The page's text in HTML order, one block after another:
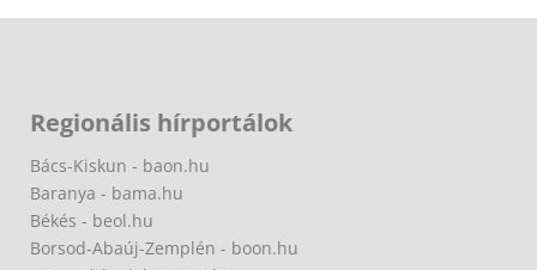
Regionális hírportálok
Bács-Kiskun - baon.hu
Baranya - bama.hu
Békés - beol.hu
Borsod-Abaúj-Zemplén - boon.hu